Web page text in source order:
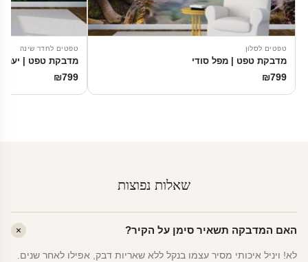
טפטים לסלון
מדבקת טפט | מפל סודי
₪799
טפטים לחדר שינה
מדבקת טפט | יער
₪799
שאלות נפוצות
האם המדבקה תשאיר סימן על הקיר?
לא! ויניל איכותי מסיר עצמו בנקל ללא שאריות דבק, אפילו לאחר שנים.